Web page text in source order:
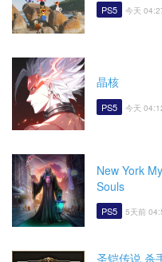
PS5 今天
晶核
PS5 今天
New York
Souls
PS5 5天前
圣铠传说 杀